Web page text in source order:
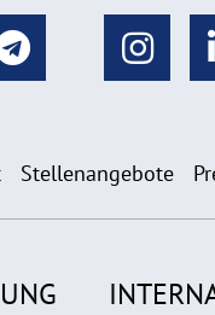
Stellenangebote